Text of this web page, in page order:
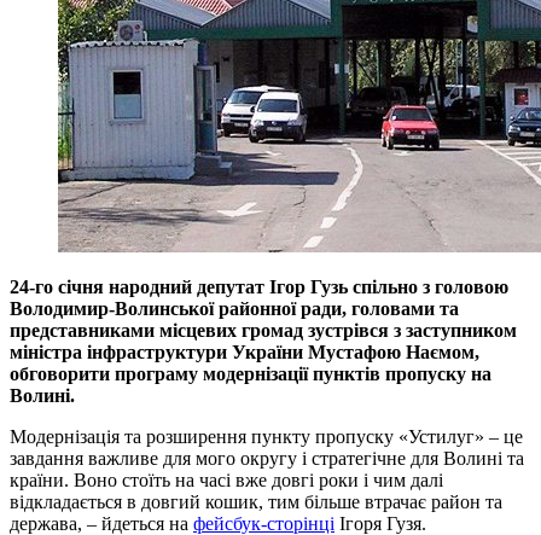
24-го січня народний депутат Ігор Гузь спільно з головою
Володимир-Волинської районної ради, головами та
представниками місцевих громад зустрівся з заступником
міністра інфраструктури України Мустафою Наємом,
обговорити програму модернізації пунктів пропуску на
Волині.
Модернізація та розширення пункту пропуску «Устилуг» – це
завдання важливе для мого округу і стратегічне для Волині та
країни. Воно стоїть на часі вже довгі роки і чим далі
відкладається в довгий кошик, тим більше втрачає район та
держава, – йдеться на фейсбук-сторінці Ігоря Гузя.